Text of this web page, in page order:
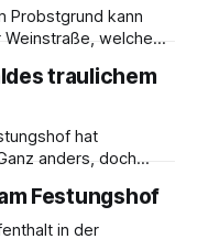
Probstgrund kann
welche
und z. B. mit
genießen.
traulichem
hat
bekunden hier eine
Schießpulvers
Festungshof
in der